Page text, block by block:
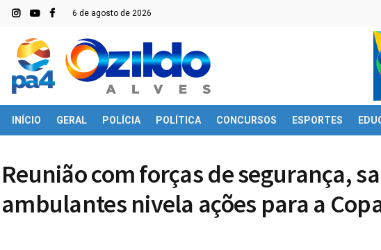
6 de agosto de 2026
INÍCIO GERAL POLÍCIA POLÍTICA CONCURSOS ESPORTES
Reunião com forças de segurança,
ambulantes nivela ações para a